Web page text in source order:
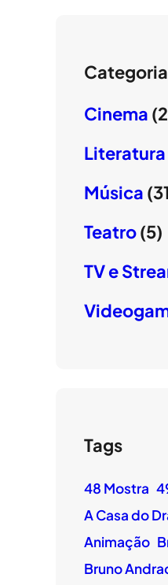
Cinema
Literatura
Música
Teatro(5)
TV e
Tags
48 Mostra
A Casa do
Animação
Bruno